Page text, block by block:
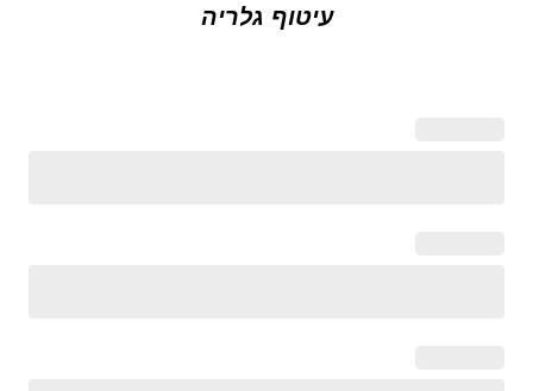
עיטוף גלריה